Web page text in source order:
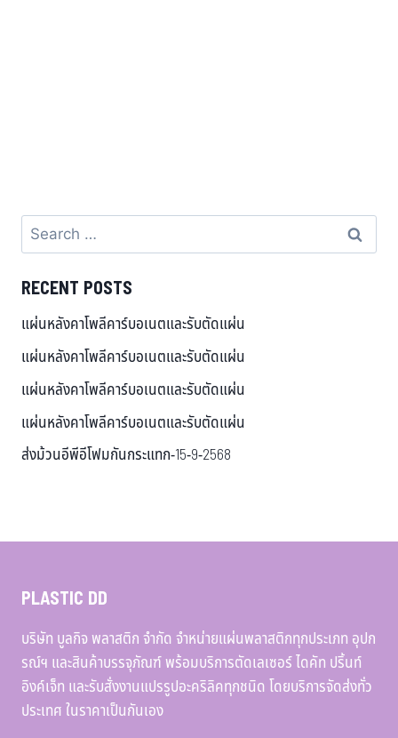
RECENT POSTS
แผ่นหลังคาโพลีคาร์บอเนตและรับตัดแผ่น
แผ่นหลังคาโพลีคาร์บอเนตและรับตัดแผ่น
แผ่นหลังคาโพลีคาร์บอเนตและรับตัดแผ่น
แผ่นหลังคาโพลีคาร์บอเนตและรับตัดแผ่น
ส่งม้วนอีพีอีโฟมกันกระแทก-15-9-2568
PLASTIC DD
บริษัท บูลกิจ พลาสติก จำกัด จำหน่ายแผ่นพลาสติกทุกประเภท อุปก
รณ์ฯ และสินค้าบรรจุภัณฑ์ พร้อมบริการตัดเลเซอร์ ไดคัท ปริ้นท์
อิงค์เจ็ท และรับสั่งงานแปรรูปอะคริลิคทุกชนิด โดยบริการจัดส่งทั่ว
ประเทศ ในราคาเป็นกันเอง